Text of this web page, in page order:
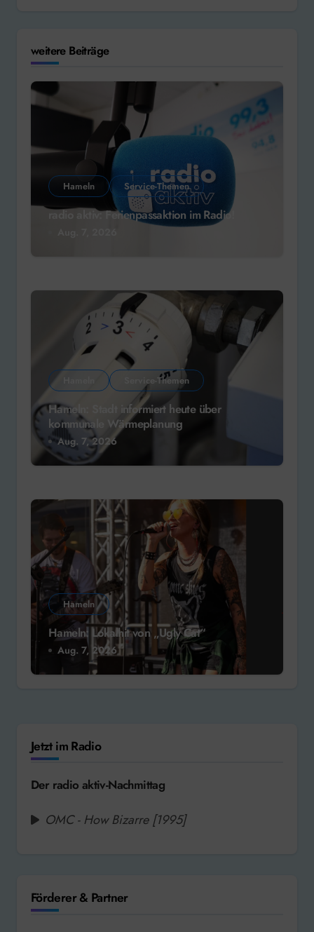
weitere Beiträge
Hameln Service-Themen
radio aktiv: Ferienpassaktion im Radio!
Service-Themen
Hameln: Stadt informiert heute über
kommunale Wärmeplanung
Aug. 7, 2026
Hameln
Hameln: Lokalhit von „Ugly Cat“
Aug. 7, 2026
Jetzt im Radio
Der radio aktiv-Nachmittag
OMC - How Bizarre [1995]
Förderer & Partner